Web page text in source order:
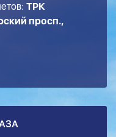
ТРК
просп.,